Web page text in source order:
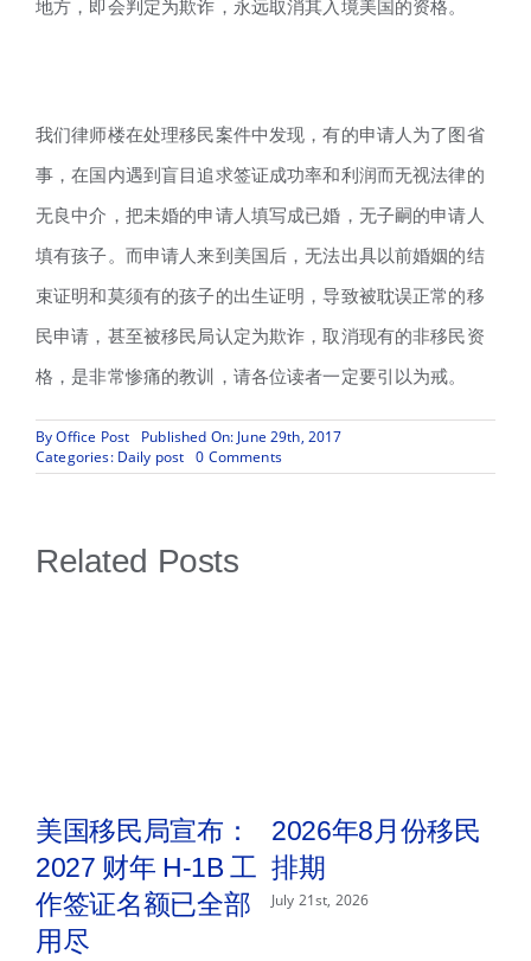
地方，即会判定为欺诈，永远取消其入境美国的资格。
我们律师楼在处理移民案件中发现，有的申请人为了图省
事，在国内遇到盲目追求签证成功率和利润而无视法律的
无良中介，把未婚的申请人填写成已婚，无子嗣的申请人
填有孩子。而申请人来到美国后，无法出具以前婚姻的结
束证明和莫须有的孩子的出生证明，导致被耽误正常的移
民申请，甚至被移民局认定为欺诈，取消现有的非移民资
格，是非常惨痛的教训，请各位读者一定要引以为戒。
ByOffice Post
Published On: June 29th, 2017
Categories: Daily post 0 Commentson
美
Related Posts
美国移民局宣布：
2027 财年 H-1B 工
作签证名额已全部
用尽
2026年8月份移民
排期
July 21st, 2026